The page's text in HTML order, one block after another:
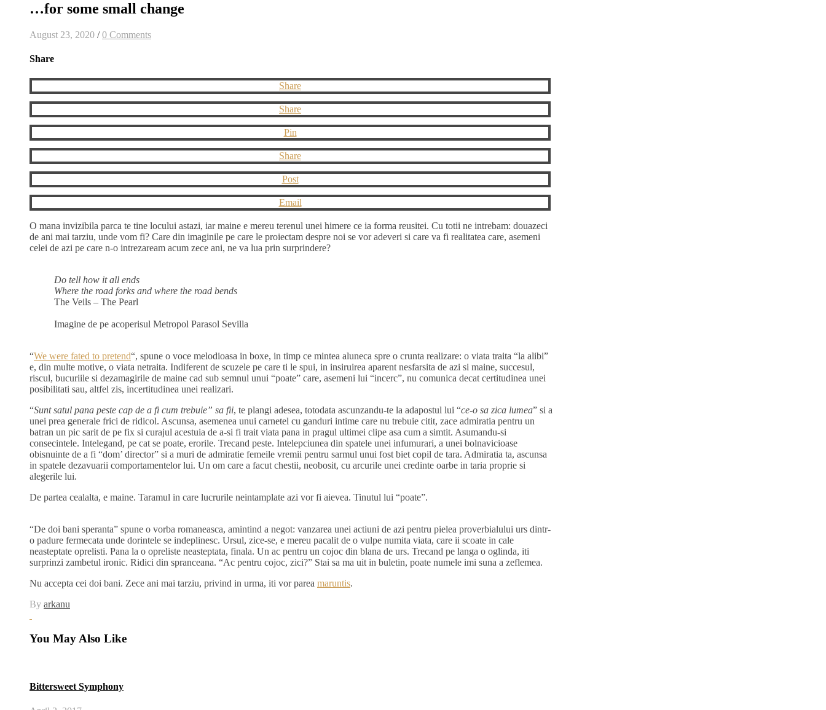
…for some small change
August 23, 2020 / 0 Comments
Share
Share
Share
Pin
Share
Post
Email
O mana invizibila parca te tine locului astazi, iar maine e mereu terenul unei himere ce ia forma reusitei. Cu totii ne intrebam: douazeci
de ani mai tarziu, unde vom fi? Care din imaginile pe care le proiectam despre noi se vor adeveri si care va fi realitatea care, asemeni
celei de azi pe care n-o intrezaream acum zece ani, ne va lua prin surprindere?
Do tell how it all ends
Where the road forks and where the road bends
The Veils – The Pearl
Imagine de pe acoperisul Metropol Parasol Sevilla
“We were fated to pretend“, spune o voce melodioasa in boxe, in timp ce mintea aluneca spre o crunta realizare: o viata traita “la alibi”
e, din multe motive, o viata netraita. Indiferent de scuzele pe care ti le spui, in insiruirea aparent nesfarsita de azi si maine, succesul,
riscul, bucuriile si dezamagirile de maine cad sub semnul unui “poate” care, asemeni lui “incerc”, nu comunica decat certitudinea unei
posibilitati sau, altfel zis, incertitudinea unei realizari.
“Sunt satul pana peste cap de a fi cum trebuie” sa fii, te plangi adesea, totodata ascunzandu-te la adapostul lui “ce-o sa zica lumea” si a
unei prea generale frici de ridicol. Ascunsa, asemenea unui carnetel cu ganduri intime care nu trebuie citit, zace admiratia pentru un
batran un pic sarit de pe fix si curajul acestuia de a-si fi trait viata pana in pragul ultimei clipe asa cum a simtit. Asumandu-si
consecintele. Intelegand, pe cat se poate, erorile. Trecand peste. Intelepciunea din spatele unei infumurari, a unei bolnavicioase
obisnuinte de a fi “dom’ director” si a muri de admiratie femeile vremii pentru sarmul unui fost biet copil de tara. Admiratia ta, ascunsa
in spatele dezavuarii comportamentelor lui. Un om care a facut chestii, neobosit, cu arcurile unei credinte oarbe in taria proprie si
alegerile lui.
De partea cealalta, e maine. Taramul in care lucrurile neintamplate azi vor fi aievea. Tinutul lui “poate”.
“De doi bani speranta” spune o vorba romaneasca, amintind a negot: vanzarea unei actiuni de azi pentru pielea proverbialului urs dintr-
o padure fermecata unde dorintele se indeplinesc. Ursul, zice-se, e mereu pacalit de o vulpe numita viata, care ii scoate in cale
neasteptate oprelisti. Pana la o opreliste neasteptata, finala. Un ac pentru un cojoc din blana de urs. Trecand pe langa o oglinda, iti
surprinzi zambetul ironic. Ridici din spranceana. “Ac pentru cojoc, zici?” Stai sa ma uit in buletin, poate numele imi suna a zeflemea.
Nu accepta cei doi bani. Zece ani mai tarziu, privind in urma, iti vor parea maruntis.
By arkanu
You May Also Like
Bittersweet Symphony